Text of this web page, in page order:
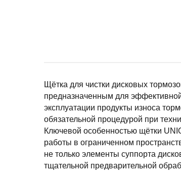
Щётка для чистки дисковых
предназначенным для
эксплуатации продукты износа
обязательной процедурой при
Ключевой особенностью щётки
работы в ограниченном
не только элементы суппорта
тщательной предварительной